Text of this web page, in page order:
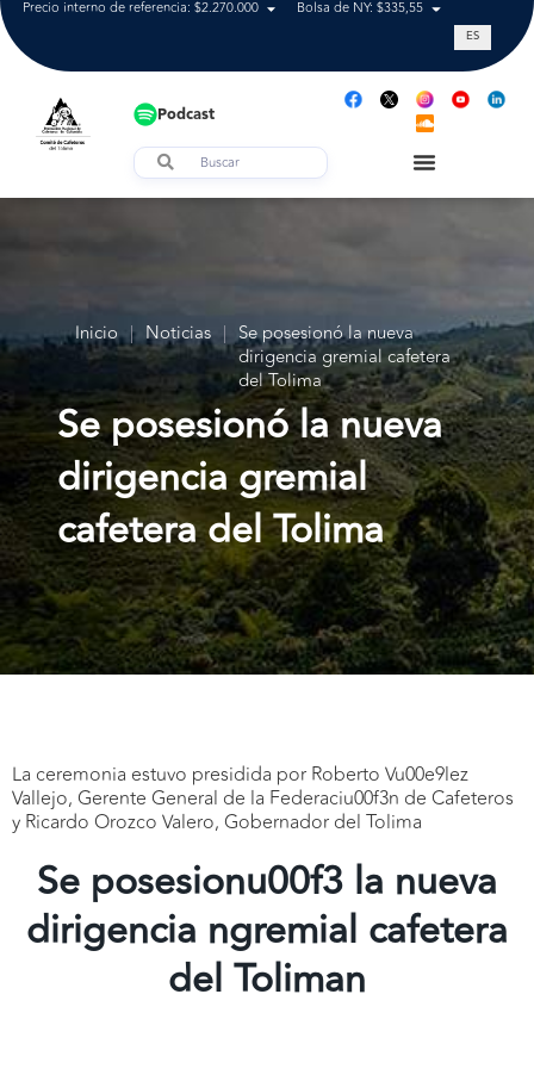
Precio interno de referencia: $2.270.000 Bolsa de NY: $335,55 Tasa de
ES
Podcast
Inicio | Noticias | Se posesionó la nueva
dirigencia gremial cafetera
del Tolima
Se posesionó la nueva
dirigencia gremial
cafetera del Tolima
La ceremonia estuvo presidida por Roberto Vu00e9lez
Vallejo, Gerente General de la Federaciu00f3n de Cafeteros
y Ricardo Orozco Valero, Gobernador del Tolima
Se posesionu00f3 la nueva
dirigencia ngremial cafetera
del Toliman